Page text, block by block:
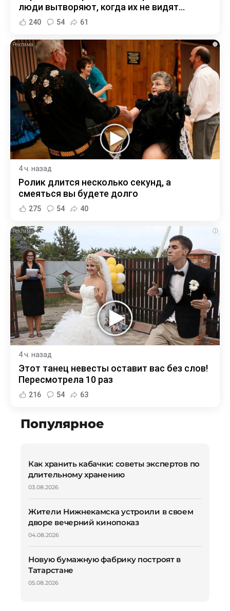
люди вытворяют, когда их не видят...
240 54 61
i
4 ч. назад
Ролик длится несколько секунд, а
смеяться вы будете долго
275 54 40
i
4 ч. назад
Этот танец невесты оставит вас без слов!
Пересмотрела 10 раз
216 54 63
Популярное
Как хранить кабачки: советы экспертов по
длительному хранению
03.08.2026
Жители Нижнекамска устроили в своем
дворе вечерний кинопоказ
04.08.2026
Новую бумажную фабрику построят в
Татарстане
05.08.2026